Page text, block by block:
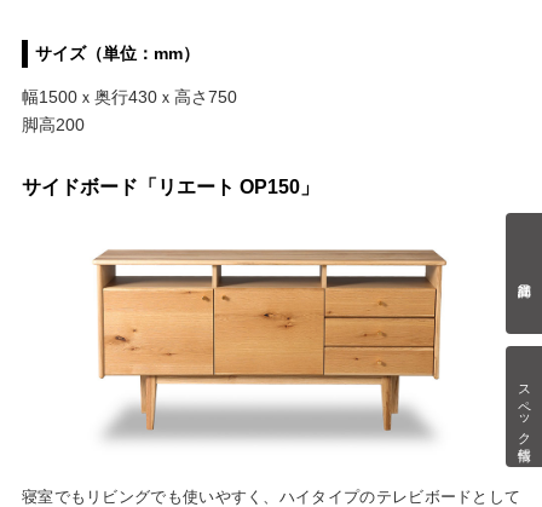
スペック情報
サイズ（単位：mm）
幅1500ｘ奥行430ｘ高さ750
脚高200
サイドボード「リエート OP150」
寝室でもリビングでも使いやすく、ハイタイプのテレビボードとして